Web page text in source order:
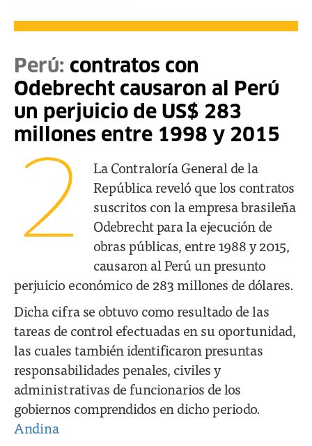
Perú: contratos con
Odebrecht causaron al Perú
un perjuicio de US$ 283
millones entre 1998 y 2015
2
La Contraloría General de la
República reveló que los contratos
suscritos con la empresa brasileña
Odebrecht para la ejecución de
obras públicas, entre 1988 y 2015,
causaron al Perú un presunto
perjuicio económico de 283 millones de dólares.
Dicha cifra se obtuvo como resultado de las
tareas de control efectuadas en su oportunidad,
las cuales también identificaron presuntas
responsabilidades penales, civiles y
administrativas de funcionarios de los
gobiernos comprendidos en dicho periodo.
Andina